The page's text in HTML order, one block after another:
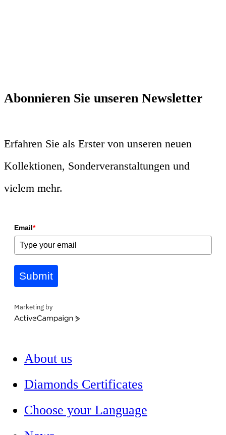
Abonnieren Sie unseren Newsletter
Erfahren Sie als Erster von unseren neuen
Kollektionen, Sonderveranstaltungen und
vielem mehr.
Email*
Submit
Marketing by
ActiveCampaign
About us
Diamonds Certificates
Choose your Language